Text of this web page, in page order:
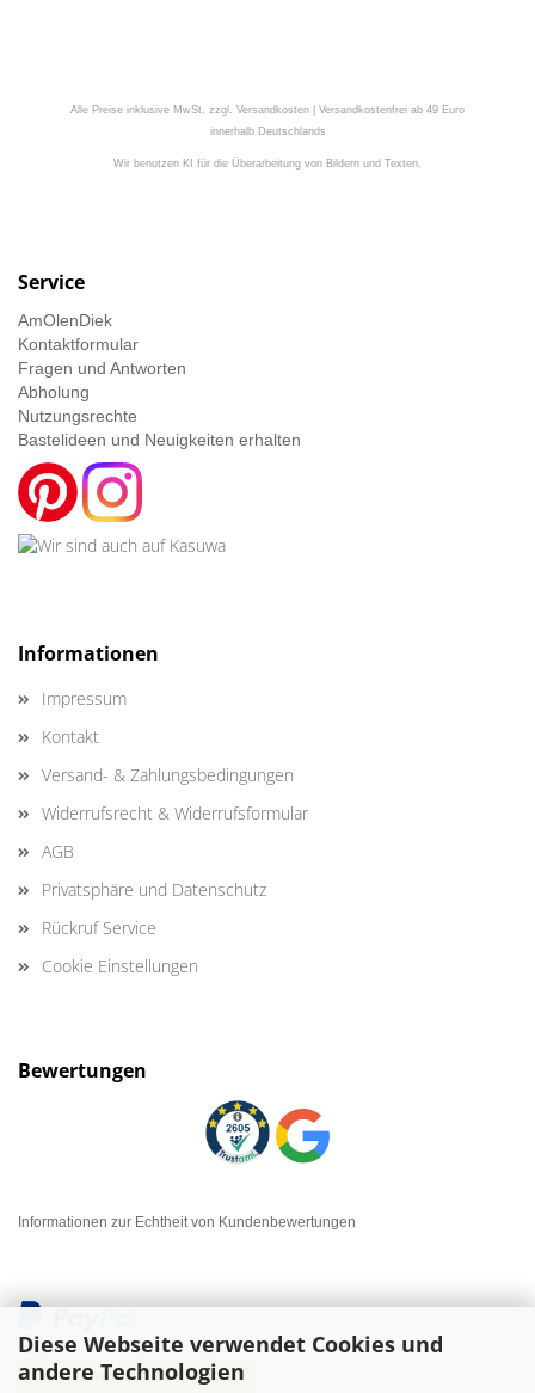
Diese Webseite verwendet Cookies und
andere Technologien
Alle Preise inklusive MwSt. zzgl. Versandkosten | Versandkostenfrei ab 49 Euro
innerhalb Deutschlands
Wir benutzen KI für die Überarbeitung von Bildern und Texten.
Service
AmOlenDiek
Kontaktformular
Fragen und Antworten
Abholung
Nutzungsrechte
Bastelideen und Neuigkeiten erhalten
Informationen
Impressum
Kontakt
Versand- & Zahlungsbedingungen
Widerrufsrecht & Widerrufsformular
AGB
Privatsphäre und Datenschutz
Rückruf Service
Cookie Einstellungen
Bewertungen
Informationen zur Echtheit von Kundenbewertungen